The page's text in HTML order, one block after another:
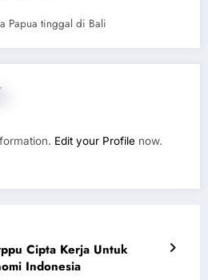
Papua tinggal di Bali
Edit your Profile now.
Cipta Kerja Untuk
Indonesia